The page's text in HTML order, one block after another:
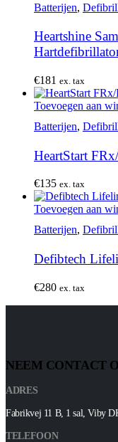
Batterijen,
Heartshine
€181 ex. tax
Toevoegen aan
Batterijen,
HeartStart
€135 ex. tax
Toevoegen aan
Batterijen,
Defibtech
€280 ex. tax
NEEM CONTACT
ADRES
Fabrikvej 11 B, 1 sal, Viby
TELEFOON